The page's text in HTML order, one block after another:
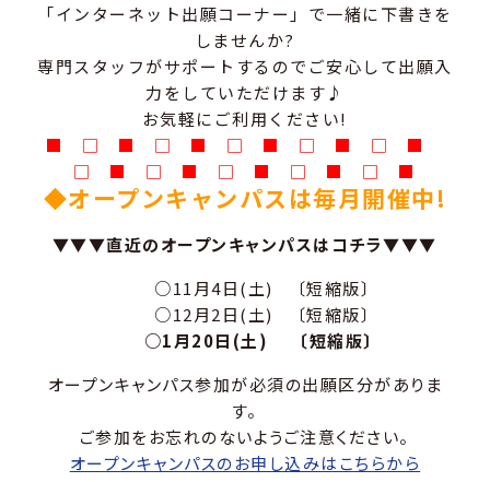
「インターネット出願コーナー」で一緒に下書きを
しませんか?
専門スタッフがサポートするのでご安心して出願入
力をしていただけます♪
お気軽にご利用ください!
■ □ ■ □ ■ □ ■ □ ■ □ ■
□ ■ □ ■ □ ■ □ ■ □ ■
◆オープンキャンパスは毎月開催中!
▼▼▼直近のオープンキャンパスはコチラ▼▼▼
○11月4日(土) 〔短縮版〕
○12月2日(土) 〔短縮版〕
○1月20日(土) 〔短縮版〕
オープンキャンパス参加が必須の出願区分がありま
す。
ご参加をお忘れのないようご注意ください。
オープンキャンパスのお申し込みはこちらから